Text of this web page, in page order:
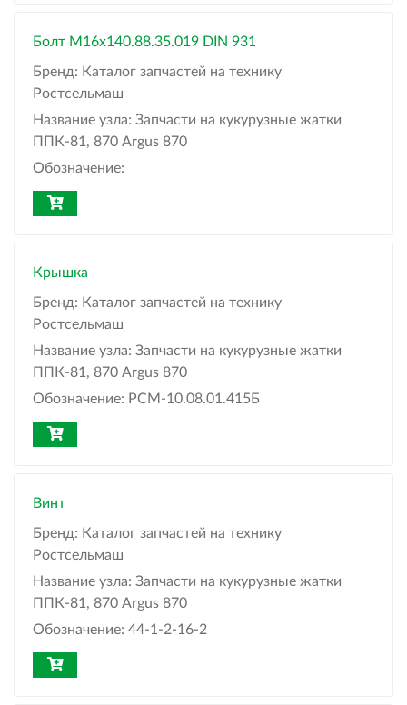
Болт М16х140.88.35.019 DIN 931
Бренд: Каталог запчастей на технику
Ростсельмаш
Название узла: Запчасти на кукурузные жатки
ППК-81, 870 Argus 870
Обозначение:
Крышка
Бренд: Каталог запчастей на технику
Ростсельмаш
Название узла: Запчасти на кукурузные жатки
ППК-81, 870 Argus 870
Обозначение: РСМ-10.08.01.415Б
Винт
Бренд: Каталог запчастей на технику
Ростсельмаш
Название узла: Запчасти на кукурузные жатки
ППК-81, 870 Argus 870
Обозначение: 44-1-2-16-2